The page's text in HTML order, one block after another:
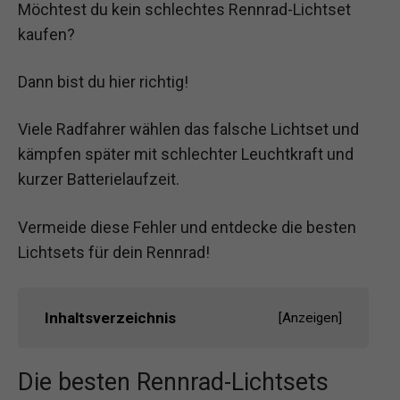
Möchtest du kein schlechtes Rennrad-Lichtset
kaufen?
Dann bist du hier richtig!
Viele Radfahrer wählen das falsche Lichtset und
kämpfen später mit schlechter Leuchtkraft und
kurzer Batterielaufzeit.
Vermeide diese Fehler und entdecke die besten
Lichtsets für dein Rennrad!
Inhaltsverzeichnis [Anzeigen]
Die besten Rennrad-Lichtsets